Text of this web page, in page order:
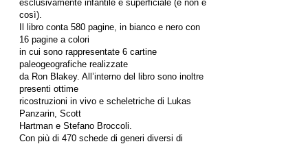
esclusivamente infantile e superficiale (e non è
così).
Il libro conta 580 pagine, in bianco e nero con
16 pagine a colori
in cui sono rappresentate 6 cartine
paleogeografiche realizzate
da Ron Blakey. All’interno del libro sono inoltre
presenti ottime
ricostruzioni in vivo e scheletriche di Lukas
Panzarin, Scott
Hartman e Stefano Broccoli.
Con più di 470 schede di generi diversi di